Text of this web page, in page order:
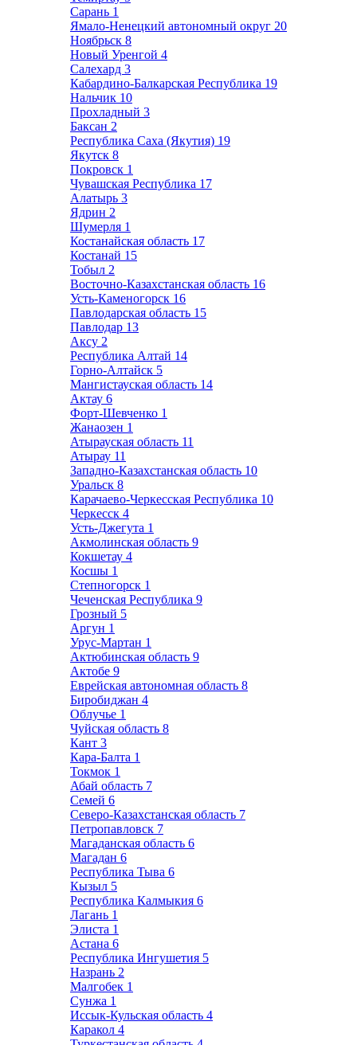
Сарань 1
Ямало-Ненецкий автономный округ 20
Ноябрьск 8
Новый Уренгой 4
Салехард 3
Кабардино-Балкарская Республика 19
Нальчик 10
Прохладный 3
Баксан 2
Республика Саха (Якутия) 19
Якутск 8
Покровск 1
Чувашская Республика 17
Алатырь 3
Ядрин 2
Шумерля 1
Костанайская область 17
Костанай 15
Тобыл 2
Восточно-Казахстанская область 16
Усть-Каменогорск 16
Павлодарская область 15
Павлодар 13
Аксу 2
Республика Алтай 14
Горно-Алтайск 5
Мангистауская область 14
Актау 6
Форт-Шевченко 1
Жанаозен 1
Атырауская область 11
Атырау 11
Западно-Казахстанская область 10
Уральск 8
Карачаево-Черкесская Республика 10
Черкесск 4
Усть-Джегута 1
Акмолинская область 9
Кокшетау 4
Косшы 1
Степногорск 1
Чеченская Республика 9
Грозный 5
Аргун 1
Урус-Мартан 1
Актюбинская область 9
Актобе 9
Еврейская автономная область 8
Биробиджан 4
Облучье 1
Чуйская область 8
Кант 3
Кара-Балта 1
Токмок 1
Абай область 7
Семей 6
Северо-Казахстанская область 7
Петропавловск 7
Магаданская область 6
Магадан 6
Республика Тыва 6
Кызыл 5
Республика Калмыкия 6
Лагань 1
Элиста 1
Астана 6
Республика Ингушетия 5
Назрань 2
Малгобек 1
Сунжа 1
Иссык-Кульская область 4
Каракол 4